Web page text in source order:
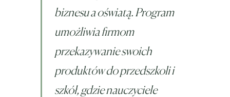
biznesu a oświatą. Program
umożliwia firmom
przekazywanie swoich
produktów do przedszkoli i
szkół, gdzie nauczyciele